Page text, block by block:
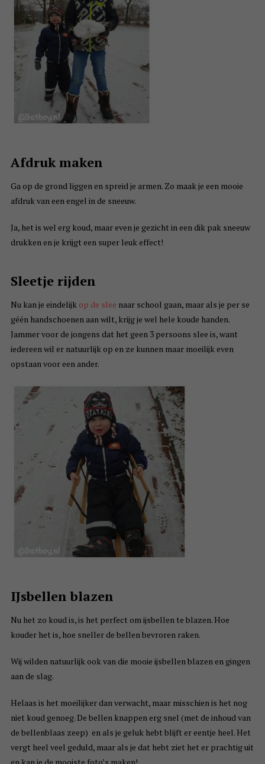
Afdruk maken
Ga op de grond liggen en spreid je armen. Zo maak je een mooie
afdruk van een engel in de sneeuw.
Ja, het is wel erg koud, maar even je gezicht in een dik pak sneeuw
drukken en je krijgt een super leuk effect!
Sleetje rijden
Nu kan je eindelijk op de slee naar school gaan, maar als je per se
géén handschoenen aan wilt, krijg je wel hele koude handen.
Jammer voor de jongens dat het geen 3 persoons slee is, want
iedereen wil er natuurlijk op en ze kunnen maar moeilijk even
opstaan voor een ander.
IJsbellen blazen
Nu het zo koud is, is het perfect om ijsbellen te blazen. Hoe
kouder het is, hoe sneller de bellen bevroren raken.
Wij wilden natuurlijk ook van die mooie ijsbellen blazen en gingen
aan de slag.
Helaas is het moeilijker dan verwacht, maar misschien is het nog
niet koud genoeg. De bellen knappen erg snel (met de inhoud van
de bellenblaas zeep) en als je geluk hebt blijft er eentje heel. Het
vergt heel veel geduld, maar als je dat hebt ziet het er prachtig uit